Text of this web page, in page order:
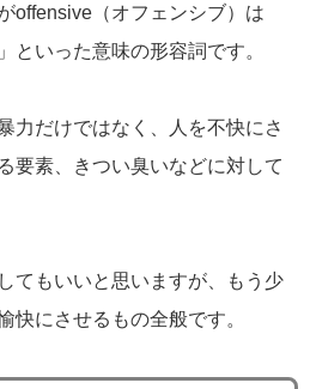
offensive（オフェンシブ）は
といった意味の形容詞です。
力だけではなく、人を不快にさ
要素、きつい臭いなどに対して
てもいいと思いますが、もう少
快にさせるもの全般です。